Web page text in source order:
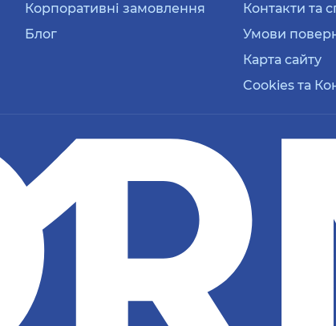
Корпоративні замовлення
Блог
Контакти та
Умови
Карта сайту
Cookies та